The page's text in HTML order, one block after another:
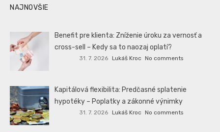
NAJNOVŠIE
Benefit pre klienta: Zníženie úroku za vernosť a
cross-sell – Kedy sa to naozaj oplatí?
31. 7. 2026 Lukáš Kroc No comments
Kapitálová flexibilita: Predčasné splatenie
hypotéky – Poplatky a zákonné výnimky
31. 7. 2026 Lukáš Kroc No comments